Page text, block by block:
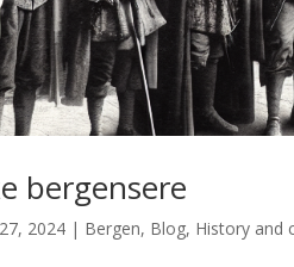
bergensere
2024 | Bergen, Blog, History and